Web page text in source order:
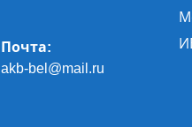
Почта:
akb-bel@mail.ru